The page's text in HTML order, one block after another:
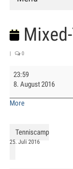
Vorstand
Mitglied
Clubhaus
| 0
Mixed-
Team-
Masters
23:59
8. August 2016
Moreabout
Tenniscamp
25. Juli 2016